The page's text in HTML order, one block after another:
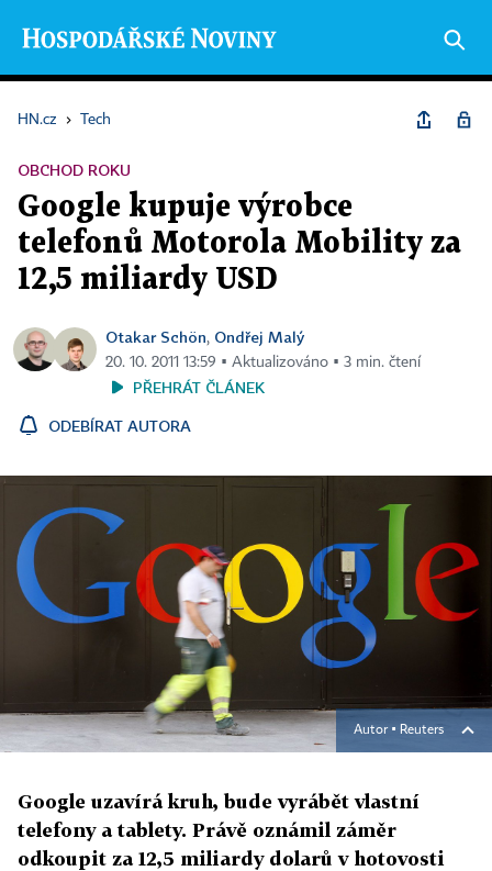
HN.cz › Tech
OBCHOD ROKU
Google kupuje výrobce
telefonů Motorola Mobility za
12,5 miliardy USD
Otakar Schön, Ondřej Malý
20. 10. 2011 13:59 ▪ Aktualizováno ▪ 3 min. čtení
PŘEHRÁT ČLÁNEK
ODEBÍRAT AUTORA
Autor ▪ Reuters
Google uzavírá kruh, bude vyrábět vlastní
telefony a tablety. Právě oznámil záměr
odkoupit za 12,5 miliardy dolarů v hotovosti